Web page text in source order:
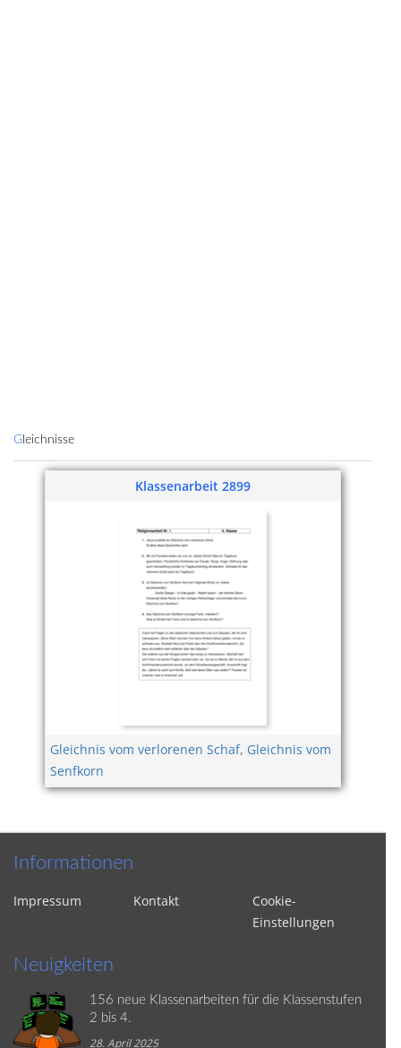
Gleichnisse
Klassenarbeit 2899
Gleichnis vom verlorenen Schaf, Gleichnis vom
Senfkorn
Informationen
Impressum Kontakt
Cookie-
Einstellungen
Neuigkeiten
156 neue Klassenarbeiten für die Klassenstufen
2 bis 4.
28. April 2025